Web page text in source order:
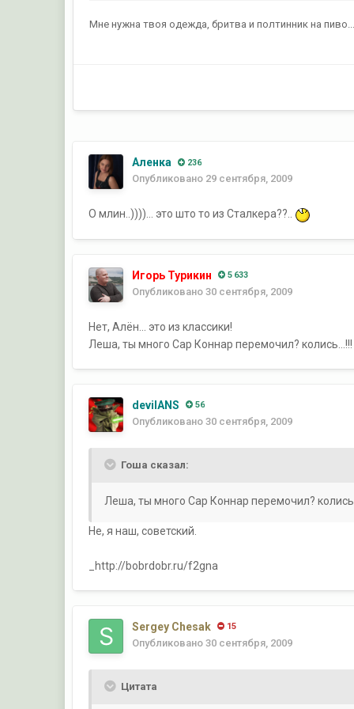
Мне нужна твоя одежда, бритва и полтинник на
Аленка 236
Опубликовано 29 сентября, 2009
О млин..))))... это што то из Сталкера??..
Игорь Турикин 5 633
Опубликовано 30 сентября, 2009
Нет, Алён... это из классики!
Леша, ты много Сар Коннар перемочил? колись...!!!
devilANS 56
Опубликовано 30 сентября, 2009
Гоша сказал:
Леша, ты много Сар Коннар перемочил?
Не, я наш, советский.
_http://bobrdobr.ru/f2gna
Sergey Chesak 15
Опубликовано 30 сентября, 2009
Цитата